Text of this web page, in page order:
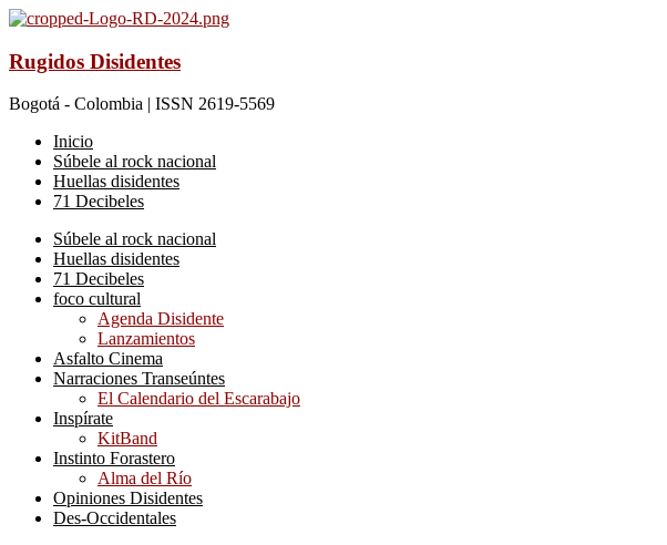
Rugidos Disidentes
Bogotá - Colombia | ISSN 2619-5569
Inicio
Súbele al rock nacional
Huellas disidentes
71 Decibeles
Súbele al rock nacional
Huellas disidentes
71 Decibeles
foco cultural
Agenda Disidente
Lanzamientos
Asfalto Cinema
Narraciones Transeúntes
El Calendario del Escarabajo
Inspírate
KitBand
Instinto Forastero
Alma del Río
Opiniones Disidentes
Des-Occidentales